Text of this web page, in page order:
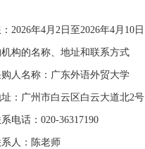
2026年4月2日至2026年4月 10日
构的名称、地址和联系方式
购人名称：广东外语外贸大学
址：广州市白云区白云大道北2号
系电话：020-36317190
人： 陈老师